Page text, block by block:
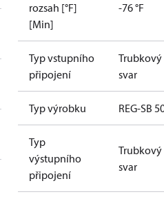
rozsah [°F]
[Min]
-76 °F
Typ vstupního
připojení
Trubkový
svar
Typ výrobku REG-SB
Typ
výstupního
připojení
Trubkový
svar